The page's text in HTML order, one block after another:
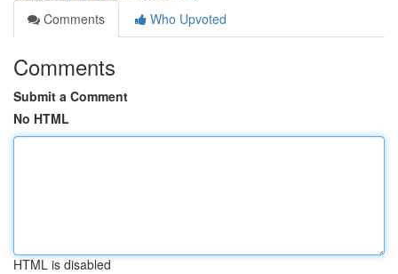
Comments
Who Upvoted
Comments
Submit a Comment
No HTML
HTML is disabled